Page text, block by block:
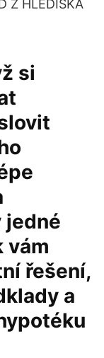
Z HLEDISKA
si
jedné
vám
řešení,
a